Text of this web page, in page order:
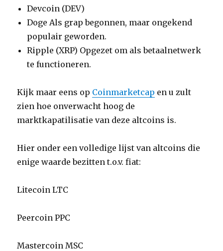
Devcoin (DEV)
Doge Als grap begonnen, maar ongekend
populair geworden.
Ripple (XRP) Opgezet om als betaalnetwerk
te functioneren.
Kijk maar eens op Coinmarketcap en u zult
zien hoe onverwacht hoog de
marktkapatilisatie van deze altcoins is.
Hier onder een volledige lijst van altcoins die
enige waarde bezitten t.o.v. fiat:
Litecoin LTC
Peercoin PPC
Mastercoin MSC